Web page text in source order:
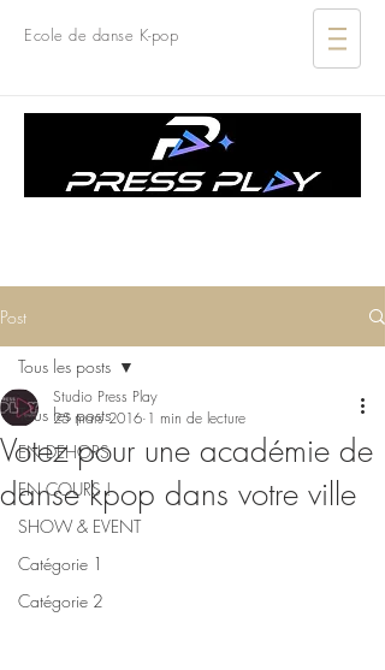
Ecole de danse K-pop
Post
Tous les posts
EN DEHORS
EN COURS !
SHOW & EVENT
Catégorie 1
Catégorie 2
Tous les posts
Votez pour une académie de
danse kpop dans votre ville
Studio Press Play
25 mars 2016 1 min de lecture